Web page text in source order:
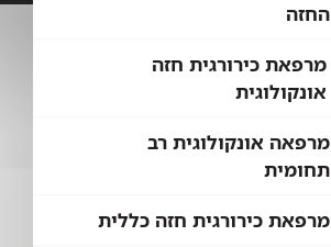
החזה
מרפאת כירורגית חזה
אונקולוגית
מרפאה אונקולוגית רב
תחומית
מרפאת כירורגית חזה כללית